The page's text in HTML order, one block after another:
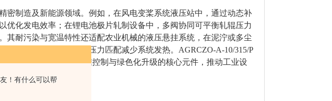
！有什么可以帮
密制造及新能源领域。例如，在风电变桨系统液压站中，通过动态补
优化发电效率；在锂电池极片轧制设备中，多阀协同可平衡轧辊压力
其耐污染与宽温特性还适配农业机械的液压悬挂系统，在泥泞或多尘
的节能单元，通过智能压力匹配减少系统发热。AGRCZO-A-10/315/P
复杂液压系统实现精准控制与绿色化升级的核心元件，推动工业设